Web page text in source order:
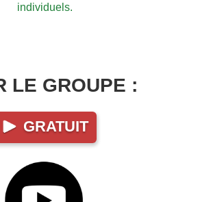
individuels.
LE GROUPE :
GRATUIT